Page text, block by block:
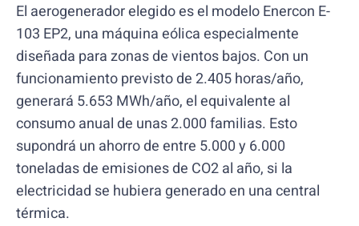
El aerogenerador elegido es el modelo Enercon E-
103 EP2, una máquina eólica especialmente
diseñada para zonas de vientos bajos. Con un
funcionamiento previsto de 2.405 horas/año,
generará 5.653 MWh/año, el equivalente al
consumo anual de unas 2.000 familias. Esto
supondrá un ahorro de entre 5.000 y 6.000
toneladas de emisiones de CO2 al año, si la
electricidad se hubiera generado en una central
térmica.